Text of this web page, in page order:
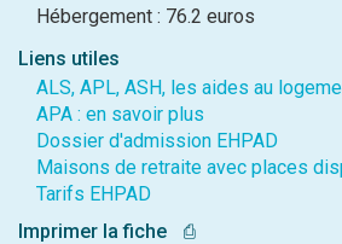
Hébergement : 76.2 euros
Liens utiles
ALS, APL, ASH, les aides au
APA : en savoir plus
Dossier d'admission EHPAD
Maisons de retraite avec places
Tarifs EHPAD
Imprimer la fiche
⎙